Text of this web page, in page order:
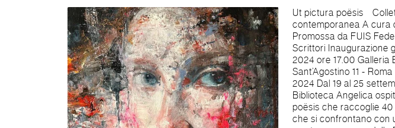
Ut pictura poësis
contemporanea A cura di Stefania Severi
Promossa da FUIS
Scrittori Inaugurazione giovedì 19 settembre
2024 ore 17.00 Galleria
Sant’Agostino 11 - Roma Fino al 25 settembre
2024 Dal 19 al 25 settembre 2024 la Galleria della
Biblioteca Angelica
poësis che raccoglie
che si confrontano con
questi “artisti in poesia” non
illustrazioni delle poesie che hanno scelto, ma
hanno creato
stimolano l’osservatore il quale, mettendole in
relazione con
comunicazione di entrambe così da accostarsi
con sempre più consapevolezza a quella bellezza
salvifica di cui il mondo
In “Gli artisti di oggi e
Laura Barbarini / Maria